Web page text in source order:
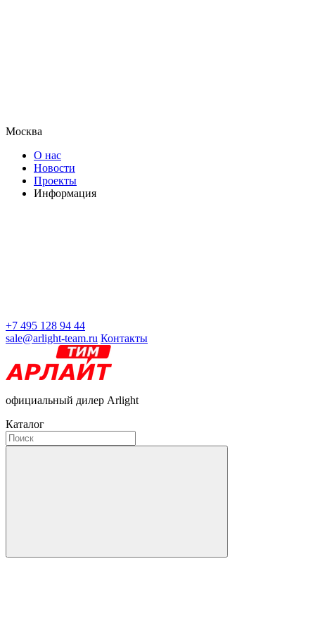
Москва
О нас
Новости
Проекты
Информация
+7 495 128 94 44
sale@arlight-team.ru Контакты
официальный дилер Arlight
Каталог